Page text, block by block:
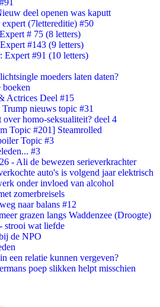
deel openen was kaputt
expert (7lettereditie) #50
# 75 (8 letters)
#143 (9 letters)
Expert #91 (10 letters)
moeders laten daten?
Actrices Deel #15
nieuws topic #31
homo-seksualiteit? deel 4
Topic #201] Steamrolled
Topic #3
#3
- Ali de bewezen serieverkrachter
auto's is volgend jaar elektrisch
onder invloed van alcohol
zomerbreisels
naar balans #12
grazen langs Waddenzee (Droogte)
strooi wat liefde
de NPO
een relatie kunnen vergeven?
poep slikken helpt misschien